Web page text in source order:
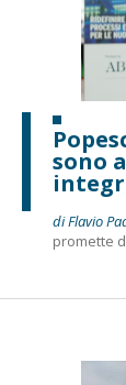
sono
di Flavio
promette